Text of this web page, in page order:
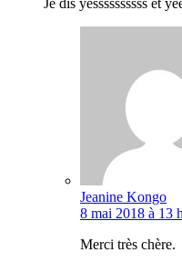
Je dis yessssssssss et
Jeanine Kongo
8 mai 2018 à 13
Merci très chère.